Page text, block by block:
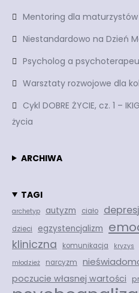
Mentoring dla
Niestandardowo na Dzień
Psycholog a
Warsztaty rozwojowe dla
Cykl DOBRE ŻYCIE, cz. 1 –
życia
ARCHIWA
TAGI
archetyp autyzm ciało
dzieci egzystencjalizm
kliniczna komunikacja kryzys
młodzież
narcyzm
poczucie własnej wartości